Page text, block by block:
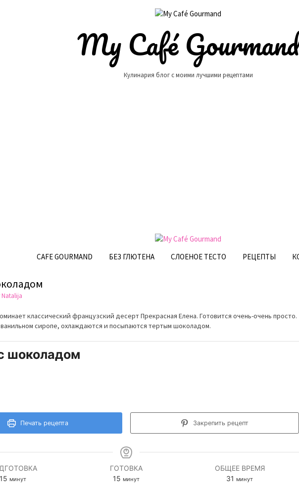
My Café Gourmand
Кулинария блог с моими лучшими рецептами
CAFE GOURMAND БЕЗ ГЛЮТЕНА СЛОЕНОЕ ТЕСТО РЕЦЕПТЫ
Natalija
классический французский десерт Прекрасная Елена. Готовится очень-очень просто.
сиропе, охлаждаются и посыпаются тертым шоколадом.
шоколадом
Печать рецепта Закрепить рецепт
15минуты
минут
ГОТОВКА
15минуты
минут
ОБЩЕЕ ВРЕМЯ
31 минуты
минут